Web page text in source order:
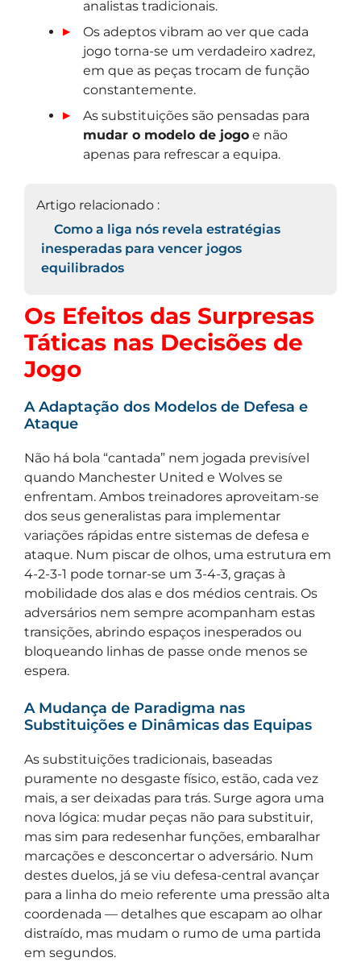
analistas tradicionais.
Os adeptos vibram ao ver que cada
jogo torna-se um verdadeiro xadrez,
em que as peças trocam de função
constantemente.
As substituições são pensadas para
mudar o modelo de jogo e não
apenas para refrescar a equipa.
Artigo relacionado :
Como a liga nós revela estratégias
inesperadas para vencer jogos
equilibrados
Os Efeitos das Surpresas
Táticas nas Decisões de
Jogo
A Adaptação dos Modelos de Defesa e
Ataque
Não há bola “cantada” nem jogada previsível
quando Manchester United e Wolves se
enfrentam. Ambos treinadores aproveitam-se
dos seus generalistas para implementar
variações rápidas entre sistemas de defesa e
ataque. Num piscar de olhos, uma estrutura em
4-2-3-1 pode tornar-se um 3-4-3, graças à
mobilidade dos alas e dos médios centrais. Os
adversários nem sempre acompanham estas
transições, abrindo espaços inesperados ou
bloqueando linhas de passe onde menos se
espera.
A Mudança de Paradigma nas
Substituições e Dinâmicas das Equipas
As substituições tradicionais, baseadas
puramente no desgaste físico, estão, cada vez
mais, a ser deixadas para trás. Surge agora uma
nova lógica: mudar peças não para substituir,
mas sim para redesenhar funções, embaralhar
marcações e desconcertar o adversário. Num
destes duelos, já se viu defesa-central avançar
para a linha do meio referente uma pressão alta
coordenada — detalhes que escapam ao olhar
distraído, mas mudam o rumo de uma partida
em segundos.